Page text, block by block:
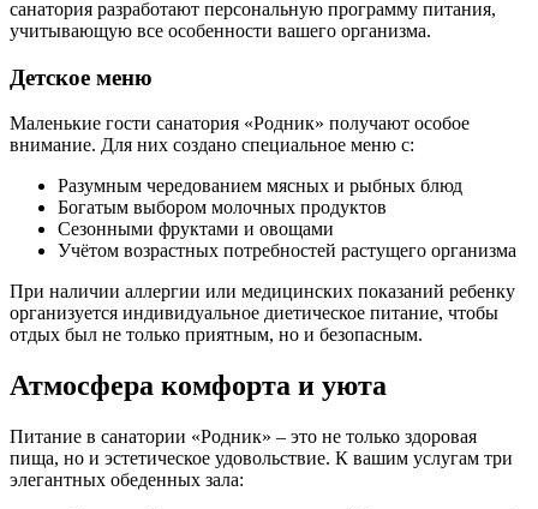
санатория разработают персональную программу питания,
учитывающую все особенности вашего организма.
Детское меню
Маленькие гости санатория «Родник» получают особое
внимание. Для них создано специальное меню с:
Разумным чередованием мясных и рыбных блюд
Богатым выбором молочных продуктов
Сезонными фруктами и овощами
Учётом возрастных потребностей растущего организма
При наличии аллергии или медицинских показаний ребенку
организуется индивидуальное диетическое питание, чтобы
отдых был не только приятным, но и безопасным.
Атмосфера комфорта и уюта
Питание в санатории «Родник» – это не только здоровая
пища, но и эстетическое удовольствие. К вашим услугам три
элегантных обеденных зала: